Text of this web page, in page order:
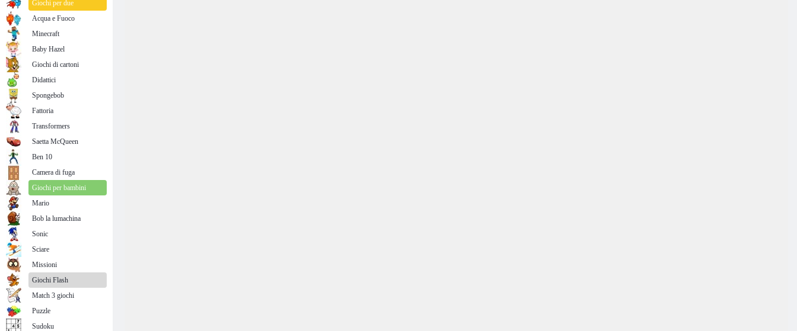
Giochi per due
Acqua e Fuoco
Minecraft
Baby Hazel
Giochi di cartoni
Didattici
Spongebob
Fattoria
Transformers
Saetta McQueen
Ben 10
Camera di fuga
Giochi per bambini
Mario
Bob la lumachina
Sonic
Sciare
Missioni
Giochi Flash
Match 3 giochi
Puzzle
Sudoku